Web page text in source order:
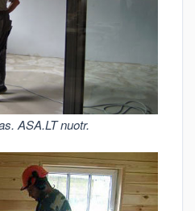
ASA.LT nuotr.